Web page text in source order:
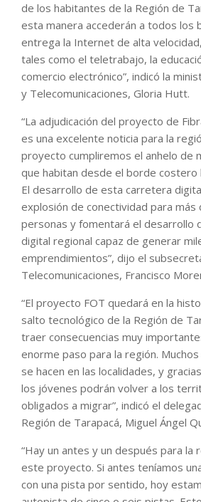
de los habitantes de la Región de
esta manera accederán a todos los
entrega la Internet de alta
tales como el teletrabajo, la
comercio electrónico”, indicó la
y Telecomunicaciones, Gloria Hutt.
“La adjudicación del proyecto de
es una excelente noticia para la
proyecto cumpliremos el anhelo de
que habitan desde el borde costero
El desarrollo de esta carretera
explosión de conectividad para más
personas y fomentará el desarrollo
digital regional capaz de generar
emprendimientos”, dijo el
Telecomunicaciones, Francisco
“El proyecto FOT quedará en la
salto tecnológico de la Región de
traer consecuencias muy
enorme paso para la región.
se hacen en las localidades, y
los jóvenes podrán volver a los
obligados a migrar”, indicó el
Región de Tarapacá, Miguel Ángel
“Hay un antes y un después para la
este proyecto. Si antes teníamos
con una pista por sentido, hoy